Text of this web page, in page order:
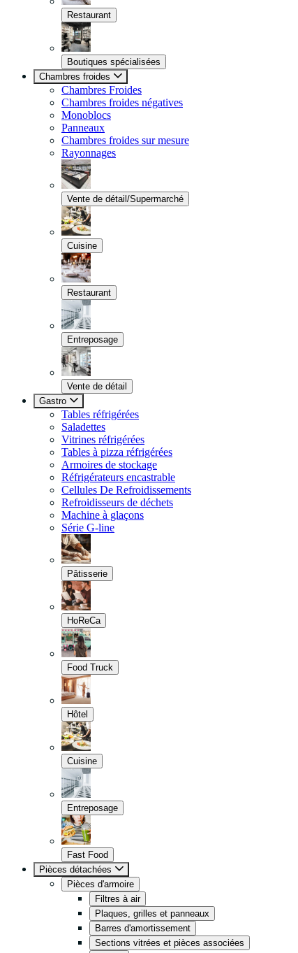
Restaurant
Boutiques spécialisées
Chambres froides
Chambres Froides
Chambres froides négatives
Monoblocs
Panneaux
Chambres froides sur mesure
Rayonnages
Vente de détail/Supermarché
Cuisine
Restaurant
Entreposage
Vente de détail
Gastro
Tables réfrigérées
Saladettes
Vitrines réfrigérées
Tables à pizza réfrigérées
Armoires de stockage
Réfrigérateurs encastrable
Cellules De Refroidissements
Refroidisseurs de déchets
Machine à glaçons
Série G-line
Pâtisserie
HoReCa
Food Truck
Hôtel
Cuisine
Entreposage
Fast Food
Pièces détachées
Pièces d'armoire
Filtres à air
Plaques, grilles et panneaux
Barres d'amortissement
Sections vitrées et pièces associées